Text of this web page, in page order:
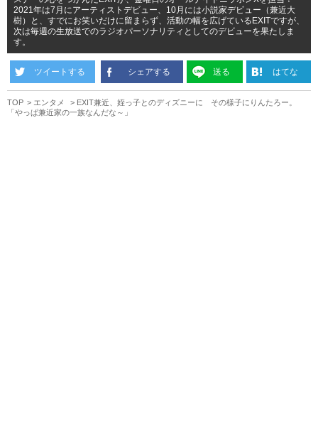
2021年は7月にアーティストデビュー、10月には小説家デビュー（兼近大
樹）と、すでにお笑いだけに留まらず、活動の幅を広げているEXITですが、
次は毎週の生放送でのラジオパーソナリティとしてのデビューを果たしま
す。
ツイートする シェアする 送る はてな
TOP エンタメ
EXIT兼近、姪っ子とのディズニーに その様子にりんたろー。
「やっぱ兼近家の一族なんだな～」